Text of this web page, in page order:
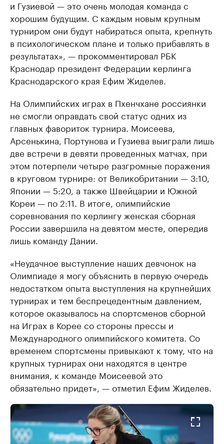
и Гузиевой — это очень молодая команда с
хорошим будущим. С каждым новым крупным
турниром они будут набираться опыта, крепнуть
в психологическом плане и только прибавлять в
результатах», — прокомментировал РБК
Краснодар президент Федерации керлинга
Краснодарского края Ефим Жиделев.
На Олимпийских играх в Пхенчхане россиянки
не смогли оправдать свой статус одних из
главных фавориток турнира. Моисеева,
Арсенькина, Портунова и Гузиева выиграли лишь
две встречи в девяти проведенных матчах, при
этом потерпели четыре разгромные поражения
в круговом турнире: от Великобритании — 3:10,
Японии — 5:20, а также Швейцарии и Южной
Кореи — по 2:11. В итоге, олимпийские
соревнования по керлингу женская сборная
России завершила на девятом месте, опередив
лишь команду Дании.
«Неудачное выступление наших девчонок на
Олимпиаде я могу объяснить в первую очередь
недостатком опыта выступления на крупнейших
турнирах и тем беспрецедентным давлением,
которое оказывалось на спортсменов сборной
на Играх в Корее со стороны прессы и
Международного олимпийского комитета. Со
временем спортсмены привыкают к тому, что на
крупных турнирах они находятся в центре
внимания, к команде Моисеевой это
обязательно придет», — отметил Ефим Жиделев.